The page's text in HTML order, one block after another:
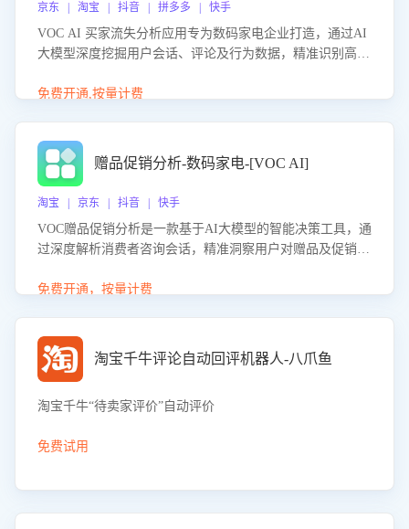
京东 | 淘宝 | 抖音 | 拼多多 | 快手
VOC AI 买家流失分析应用专为数码家电企业打造，通过AI
大模型深度挖掘用户会话、评论及行为数据，精准识别高流
应延迟、竞品价格冲击等。系统自动输出可落地的挽回策
免费开通,按量计费
赠品促销分析-数码家电-[VOC AI]
淘宝 | 京东 | 抖音 | 快手
VOC赠品促销分析是一款基于AI大模型的智能决策工具，通
过深度解析消费者咨询会话，精准洞察用户对赠品及促销政
销诉求，帮助企业制定个性化赠品组合策略，优化资源投放
免费开通，按量计费
淘宝千牛评论自动回评机器人-八爪鱼
淘宝千牛“待卖家评价”自动评价
免费试用